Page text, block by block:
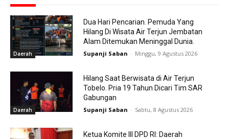
Daerah
Dua Hari Pencarian. Pemuda Yang
Hilang Di Wisata Air Terjun Jembatan
Alam Ditemukan Meninggal Dunia.
Supanji Saban - Minggu, 9 Agustus 2026
Daerah
Hilang Saat Berwisata di Air Terjun
Tobelo. Pria 19 Tahun Dicari Tim SAR
Gabungan
Supanji Saban - Sabtu, 8 Agustus 2026
Ketua Komite III DPD RI: Daerah